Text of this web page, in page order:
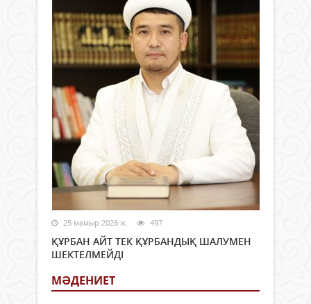
25 мамыр 2026 ж. 497
ҚҰРБАН АЙТ ТЕК ҚҰРБАНДЫҚ ШАЛУМЕН
ШЕКТЕЛМЕЙДІ
МӘДЕНИЕТ